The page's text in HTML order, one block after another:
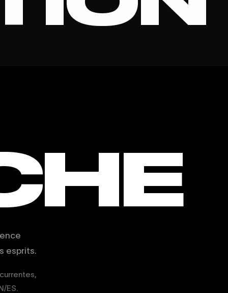
esprits.
ES.